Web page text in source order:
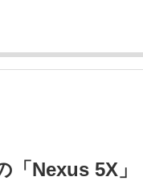
Nexus 5X」